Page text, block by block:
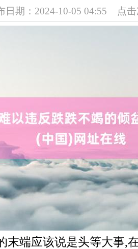
日期：2024-10-05 04:55 点击
末端应该说是头等大事,